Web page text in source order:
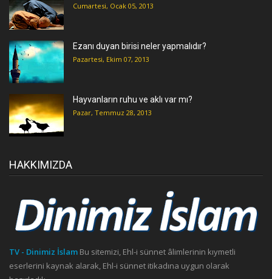
Cumartesi, Ocak 05, 2013
Ezanı duyan birisi neler yapmalıdır?
Pazartesi, Ekim 07, 2013
Hayvanların ruhu ve aklı var mı?
Pazar, Temmuz 28, 2013
HAKKIMIZDA
TV - Dinimiz İslam Bu sitemizi, Ehl-i sünnet âlimlerinin kıymetli
eserlerini kaynak alarak, Ehl-i sünnet itikadına uygun olarak